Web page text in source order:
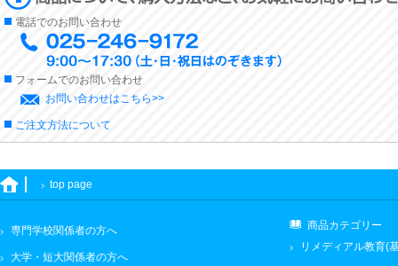
電話でのお問い合わせ
フォームでのお問い合わせ
お問い合わせはこちら>>
ご注文方法について
top page
専門学校関係者の方へ
大学・短大関係者の方へ
商品カテゴリー
リメディアル教育(